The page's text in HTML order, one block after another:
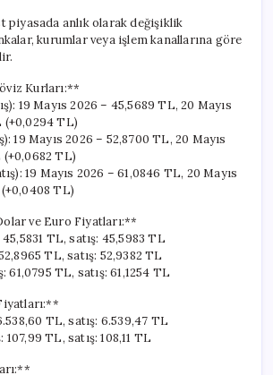
piyasada anlık olarak değişiklik
kurumlar veya işlem kanallarına göre
Kurları:**
19 Mayıs 2026 – 45,5689 TL, 20 Mayıs
(+0,0294 TL)
19 Mayıs 2026 – 52,8700 TL, 20 Mayıs
(+0,0682 TL)
19 Mayıs 2026 – 61,0846 TL, 20 Mayıs
TL)
ve Euro Fiyatları:**
TL, satış: 45,5983 TL
TL, satış: 52,9382 TL
61,0795 TL, satış: 61,1254 TL
TL, satış: 6.539,47 TL
107,99 TL, satış: 108,11 TL